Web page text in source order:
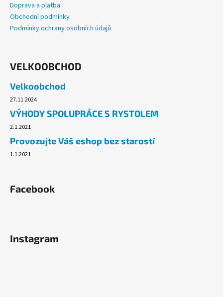
D
o
p
u
u
j
e
m
e
TAŠKY
100KS/BLOK,
ČERVENÉ
Doprava a platba
Obchodní podmínky
Podmínky ochrany osobních údajů
VELKOOBCHOD
Velkoobchod
27.11.2024
VÝHODY SPOLUPRÁCE S RYSTOLEM
2.1.2021
Provozujte Váš eshop bez starostí
1.1.2021
Facebook
Instagram